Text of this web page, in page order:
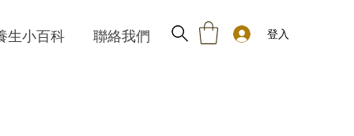
生小百科 聯絡我們 登入